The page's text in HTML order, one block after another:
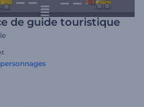
de guide touristique